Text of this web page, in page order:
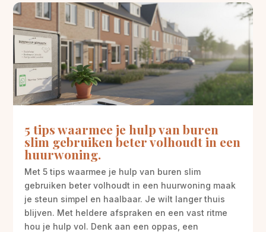
5 tips waarmee je hulp van buren
slim gebruiken beter volhoudt in een
huurwoning.
Met 5 tips waarmee je hulp van buren slim
gebruiken beter volhoudt in een huurwoning maak
je steun simpel en haalbaar. Je wilt langer thuis
blijven. Met heldere afspraken en een vast ritme
hou je hulp vol. Denk aan een oppas, een